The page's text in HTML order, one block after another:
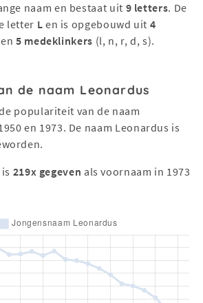
naam en bestaat uit 9 letters. De
letter L en is opgebouwd uit 4
en5 medeklinkers (l, n, r, d, s).
de naam Leonardus
populariteit van de naam
en 1973. De naam Leonardus is
219x gegeven als voornaam in 1973